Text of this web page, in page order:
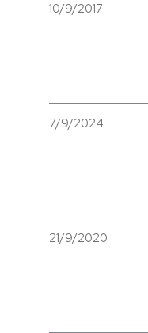
10/9/2017
7/9/2024
21/9/2020